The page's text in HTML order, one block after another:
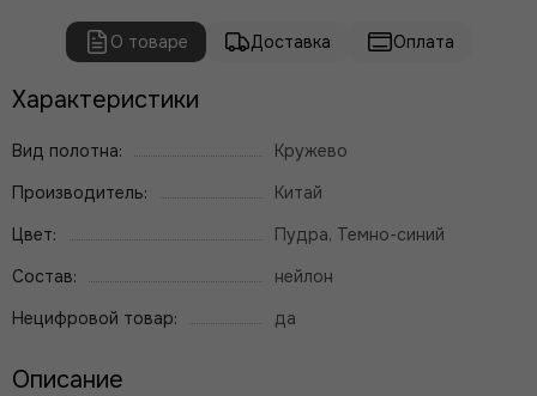
О товаре Доставка Оплата
Характеристики
Вид полотна:
Кружево
Производитель:
Китай
Цвет:
Пудра, Темно-синий
Состав:
нейлон
Нецифровой товар:
да
Описание